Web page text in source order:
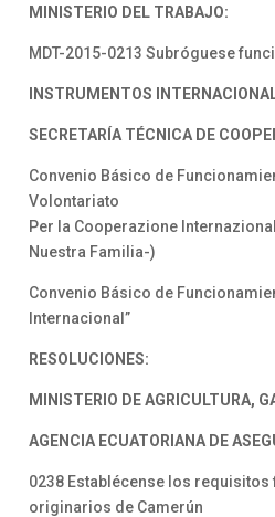
MINISTERIO DEL TRABAJO:
MDT-2015-0213 Subróguese
INSTRUMENTOS
SECRETARÍA TÉCNICA DE
Convenio Básico de
Volontariato
Per la Cooperazione
Nuestra Familia-)
Convenio Básico de
Internacional”
RESOLUCIONES:
MINISTERIO DE AGRICULTURA,
AGENCIA ECUATORIANA DE
0238 Establécense los
originarios de Camerún